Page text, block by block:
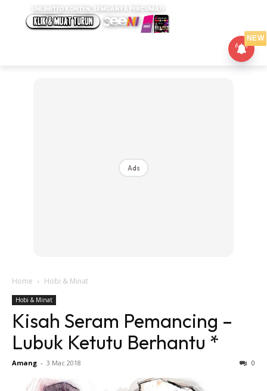
Ads
Home Hobi & Minat
Hobi & Minat
Kisah Seram Pemancing –
Lubuk Ketutu Berhantu *
Amang - 3 Mac 2018 0
NEW